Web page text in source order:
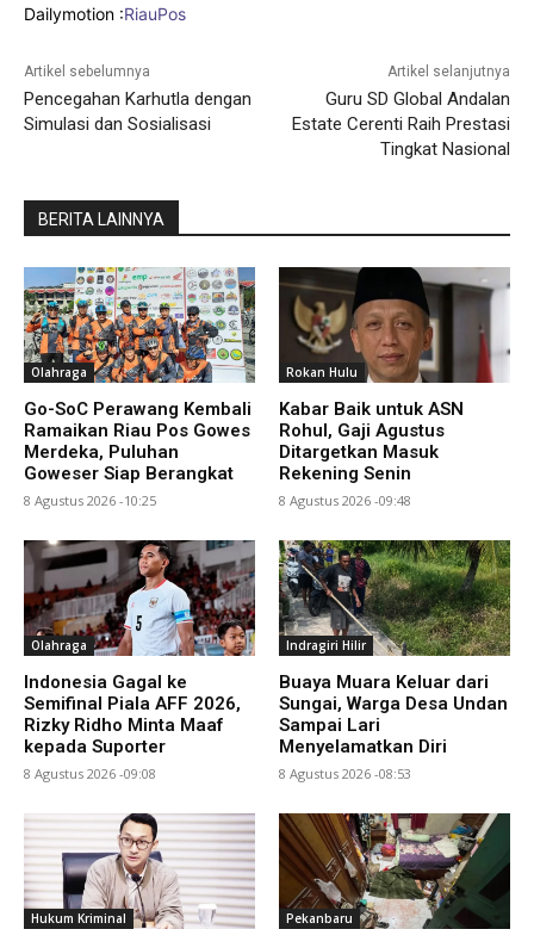
Dailymotion :RiauPos
Artikel sebelumnya
Pencegahan Karhutla dengan
Simulasi dan Sosialisasi
Artikel selanjutnya
Guru SD Global Andalan
Estate Cerenti Raih Prestasi
Tingkat Nasional
BERITA LAINNYA
Olahraga
Go-SoC Perawang Kembali
Ramaikan Riau Pos Gowes
Merdeka, Puluhan
Goweser Siap Berangkat
8 Agustus 2026 -10:25
Rokan Hulu
Kabar Baik untuk ASN
Rohul, Gaji Agustus
Ditargetkan Masuk
Rekening Senin
8 Agustus 2026 -09:48
Olahraga
Indonesia Gagal ke
Semifinal Piala AFF 2026,
Rizky Ridho Minta Maaf
kepada Suporter
8 Agustus 2026 -09:08
Indragiri Hilir
Buaya Muara Keluar dari
Sungai, Warga Desa Undan
Sampai Lari
Menyelamatkan Diri
8 Agustus 2026 -08:53
Hukum Kriminal Pekanbaru